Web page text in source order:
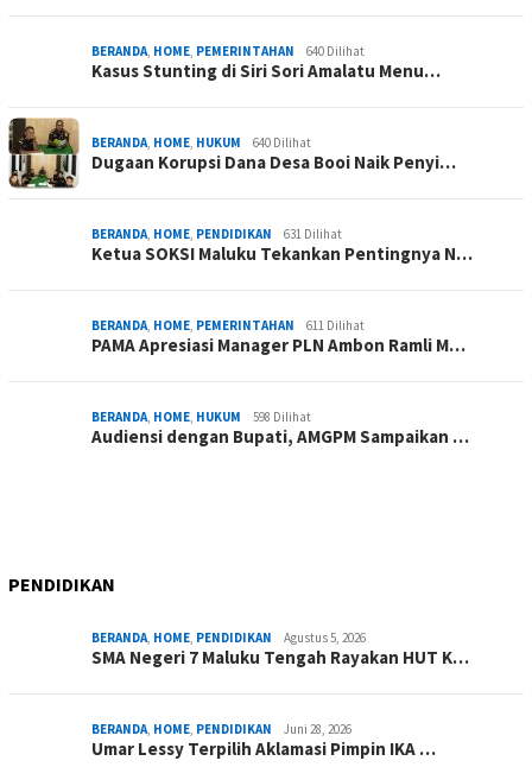
BERANDA, HOME, PEMERINTAHAN 640 Dilihat
Kasus Stunting di Siri Sori Amalatu Menu…
BERANDA, HOME, HUKUM 640 Dilihat
Dugaan Korupsi Dana Desa Booi Naik Penyi…
BERANDA, HOME, PENDIDIKAN 631 Dilihat
Ketua SOKSI Maluku Tekankan Pentingnya N…
BERANDA, HOME, PEMERINTAHAN 611 Dilihat
PAMA Apresiasi Manager PLN Ambon Ramli M…
BERANDA, HOME, HUKUM 598 Dilihat
Audiensi dengan Bupati, AMGPM Sampaikan …
PENDIDIKAN
BERANDA, HOME, PENDIDIKAN Agustus 5, 2026
SMA Negeri 7 Maluku Tengah Rayakan HUT K…
BERANDA, HOME, PENDIDIKAN Juni 28, 2026
Umar Lessy Terpilih Aklamasi Pimpin IKA …